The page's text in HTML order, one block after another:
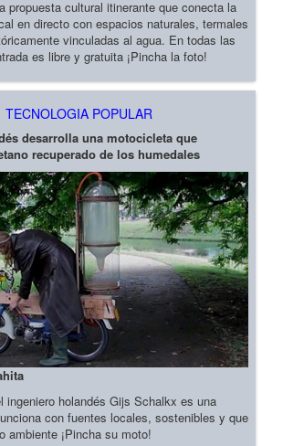
propuesta cultural itinerante que conecta la
en directo con espacios naturales, termales
vinculadas al agua. En todas las
es libre y gratuita ¡Pincha la foto!
TECNOLOGIA POPULAR
desarrolla una motocicleta que
recuperado de los humedales
ingeniero holandés Gijs Schalkx es una
con fuentes locales, sostenibles y que
ambiente ¡Pincha su moto!